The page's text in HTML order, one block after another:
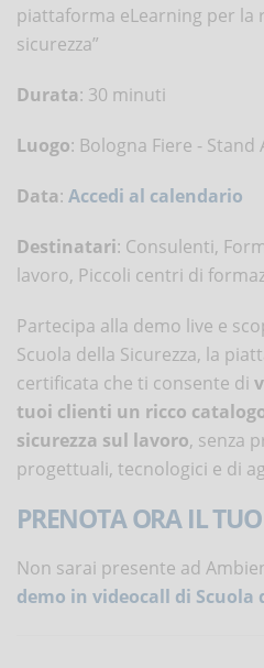
piattaforma eLearning per la
sicurezza”
Durata: 30 minuti
Luogo: Bologna Fiere - Stand
Data: Accedi al calendario
Destinatari: Consulenti,
lavoro, Piccoli centri di
Partecipa alla demo live e
Scuola della Sicurezza, la
certificata che ti consente di
tuoi clienti un ricco
sicurezza sul lavoro, senza
progettuali, tecnologici e di
PRENOTA ORA IL
Non sarai presente ad
demo in videocall di Scuola